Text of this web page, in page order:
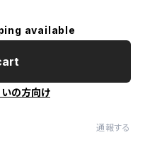
available
の方向け
通報する